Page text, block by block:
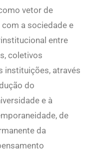
vetor de
a sociedade e
entre
coletivos
instituições, através
do
e à
de
da